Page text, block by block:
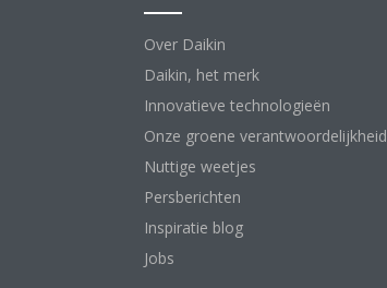
Over Daikin
Daikin, het merk
Innovatieve technologieën
Onze groene verantwoordelijkheid
Nuttige weetjes
Persberichten
Inspiratie blog
Jobs